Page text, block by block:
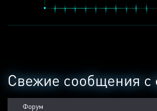
Свежие сообщения с
Форум